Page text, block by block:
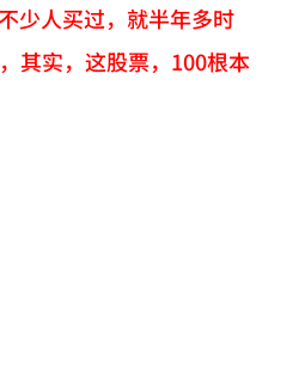
少人买过，就半年多时
其实，这股票，100根本